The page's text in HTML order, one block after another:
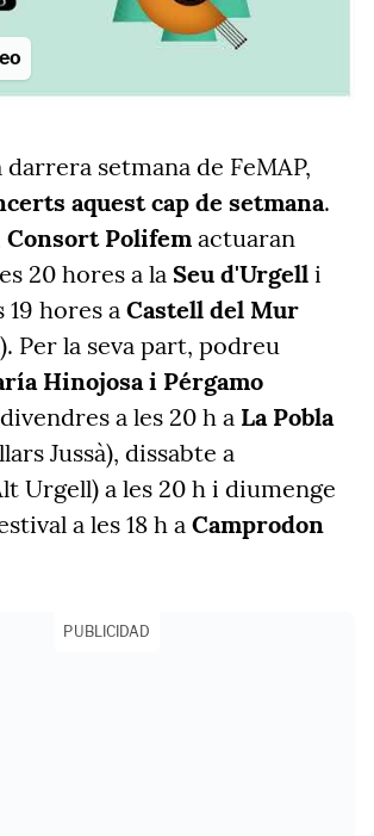
darrera setmana de FeMAP,
aquest cap de setmana.
Consort Polifem actuaran
20 hores a la Seu d'Urgell i
19 hores a Castell del Mur
Per la seva part, podreu
Hinojosa i Pérgamo
a les 20 h a La Pobla
Jussà), dissabte a
Urgell) a les 20 h i diumenge
a les 18 h a Camprodon
PUBLICIDAD